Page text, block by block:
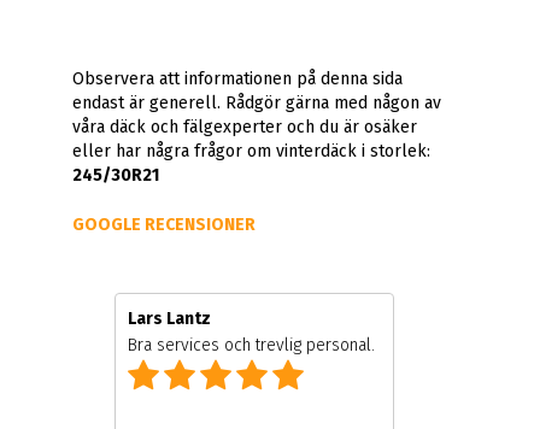
Observera att informationen på denna sida
endast är generell. Rådgör gärna med någon av
våra däck och fälgexperter och du är osäker
eller har några frågor om vinterdäck i storlek:
245/30R21
GOOGLE RECENSIONER
Lars Lantz
Bra services och trevlig personal.